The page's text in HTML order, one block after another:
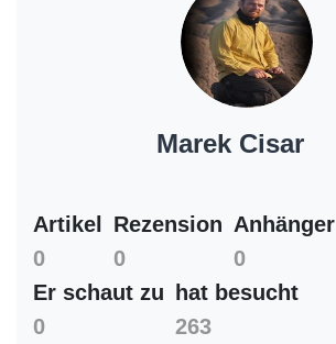
Marek Cisar
Artikel
0
Rezension
0
Anhänger
0
Er schaut zu
0
hat besucht
263